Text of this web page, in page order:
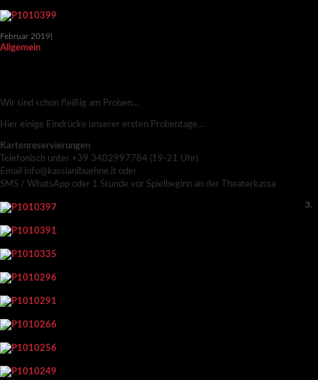
Februar 2019
Allgemein
Wir sind schon fleißig am Proben…
Hier einige Eindrücke unserer ersten Probentage…
Kartenreservierungen
Telefonisch unter +39 3402997784 (19-21 Uhr)
Email info@kassianibuehne.it oder
SMS / WhatsApp oder 1 Stunde vor Spielbeginn an der Theaterkassa
3.